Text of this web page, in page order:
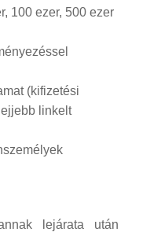
100 ezer, 500 ezer
(kifizetési
linkelt
lejárata után